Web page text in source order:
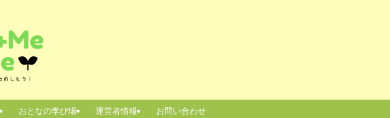
おとなの学び場 運営者情報 お問い合わせ